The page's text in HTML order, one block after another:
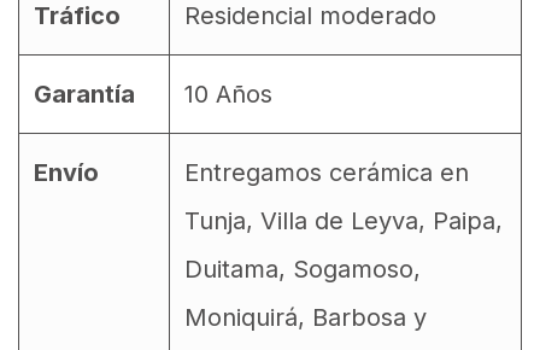
Tráfico Residencial moderado
Garantía 10 Años
Envío
Entregamos cerámica en
Tunja, Villa de Leyva, Paipa,
Duitama, Sogamoso,
Moniquirá, Barbosa y